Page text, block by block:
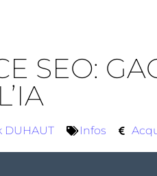
SEO:
DUHAUT Infos